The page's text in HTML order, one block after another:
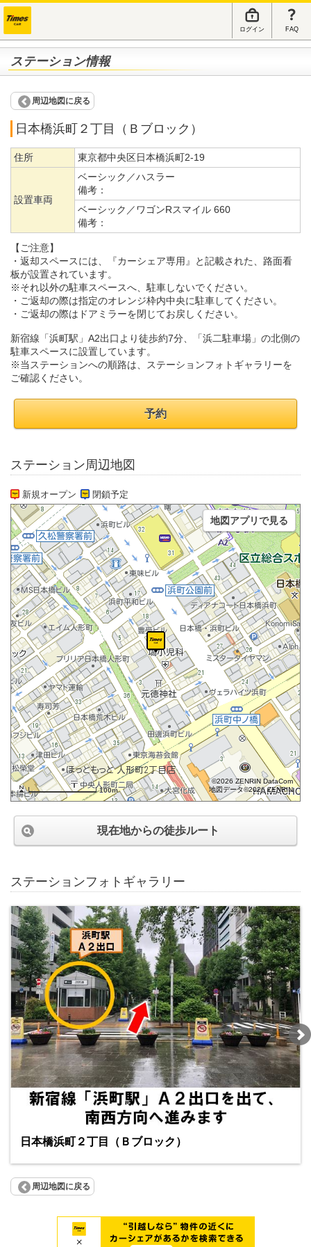
ログイン FAQ
ステーション情報
周辺地図に戻る
日本橋浜町２丁目（Ｂブロック）
住所 東京都中央区日本橋浜町2-19
設置車両
ベーシック／ハスラー
備考：
ベーシック／ワゴンRスマイル 660
備考：
【ご注意】
・返却スペースには、『カーシェア専用』と記載された、路面看
板が設置されています。
※それ以外の駐車スペースへ、駐車しないでください。
・ご返却の際は指定のオレンジ枠内中央に駐車してください。
・ご返却の際はドアミラーを閉じてお戻しください。
新宿線「浜町駅」A2出口より徒歩約7分、「浜二駐車場」の北側の
駐車スペースに設置しています。
※当ステーションへの順路は、ステーションフォトギャラリーを
ご確認ください。
予約
ステーション周辺地図
新規オープン 閉鎖予定
100m
©2026 ZENRIN DataCom
地図データ©2026 ZENRIN
地図アプリで見る
現在地からの徒歩ルート
ステーションフォトギャラリー
日本橋浜町２丁目（Ｂブロック）
周辺地図に戻る